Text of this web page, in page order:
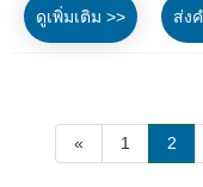
ดูเพิ่มเติม >> ส่ง
« 1 2